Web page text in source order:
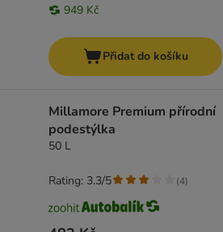
949 Kč
Přidat do košíku
Millamore Premium přírodní
podestýlka
50 L
Rating: 3.3/5 (4)